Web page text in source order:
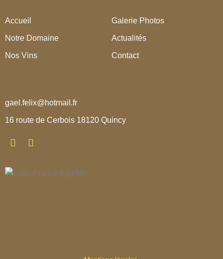
Accueil
Notre Domaine
Nos Vins
Galerie Photos
Actualités
Contact
gael.felix@hotmail.fr
16 route de Cerbois 18120 Quincy